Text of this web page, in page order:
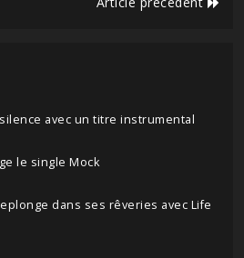
avec un titre instrumental
le single Mock
dans ses rêveries avec Life